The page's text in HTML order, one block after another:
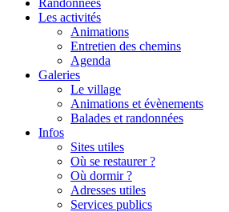
Randonnées
Les activités
Animations
Entretien des chemins
Agenda
Galeries
Le village
Animations et évènements
Balades et randonnées
Infos
Sites utiles
Où se restaurer ?
Où dormir ?
Adresses utiles
Services publics